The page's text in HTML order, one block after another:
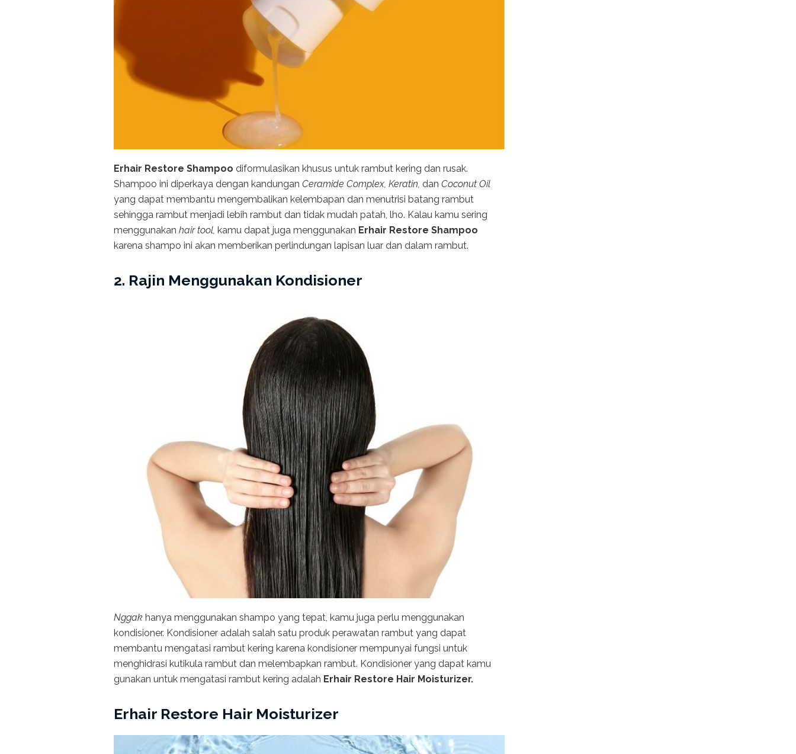
Erhair Restore Shampoo diformulasikan khusus untuk rambut kering dan rusak.
Shampoo ini diperkaya dengan kandungan Ceramide Complex, Keratin, dan Coconut Oil
yang dapat membantu mengembalikan kelembapan dan menutrisi batang rambut
sehingga rambut menjadi lebih rambut dan tidak mudah patah, lho. Kalau kamu sering
menggunakan hair tool, kamu dapat juga menggunakan Erhair Restore Shampoo
karena shampo ini akan memberikan perlindungan lapisan luar dan dalam rambut.
2. Rajin Menggunakan Kondisioner
Nggak hanya menggunakan shampo yang tepat, kamu juga perlu menggunakan
kondisioner. Kondisioner adalah salah satu produk perawatan rambut yang dapat
membantu mengatasi rambut kering karena kondisioner mempunyai fungsi untuk
menghidrasi kutikula rambut dan melembapkan rambut. Kondisioner yang dapat kamu
gunakan untuk mengatasi rambut kering adalah Erhair Restore Hair Moisturizer.
Erhair Restore Hair Moisturizer